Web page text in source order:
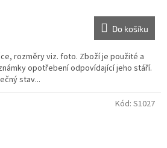
Do košíku
rozměry viz. foto. Zboží je použité a
opotřebení odpovídající jeho stáří.
stav...
Kód: S1027